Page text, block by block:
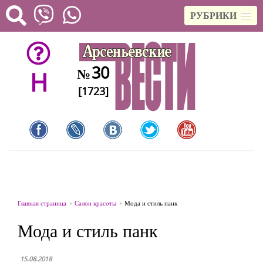
РУБРИКИ
H №30
[1723]
Главная страница Салон красоты Мода и стиль панк
Мода и стиль панк
15.08.2018